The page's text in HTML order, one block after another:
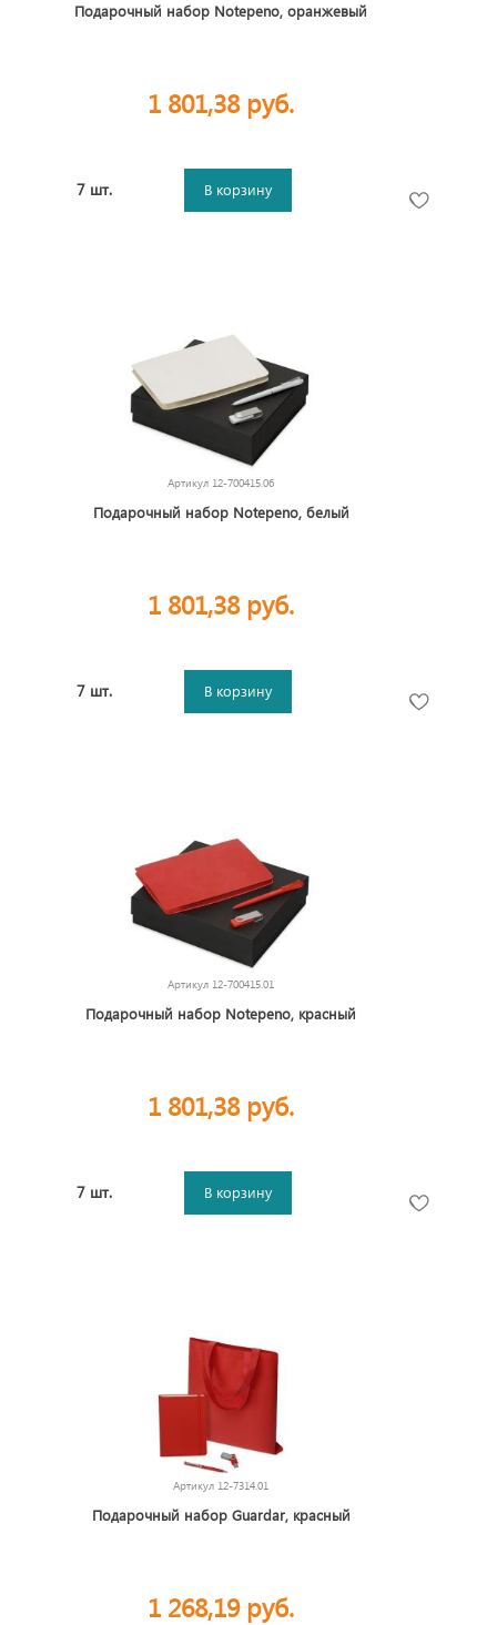
Подарочный набор Notepeno, оранжевый
1 801,38 руб.
7 шт. В корзину
Артикул 12-700415.06
Подарочный набор Notepeno, белый
1 801,38 руб.
7 шт. В корзину
Артикул 12-700415.01
Подарочный набор Notepeno, красный
1 801,38 руб.
7 шт. В корзину
Артикул 12-7314.01
Подарочный набор Guardar, красный
1 268,19 руб.